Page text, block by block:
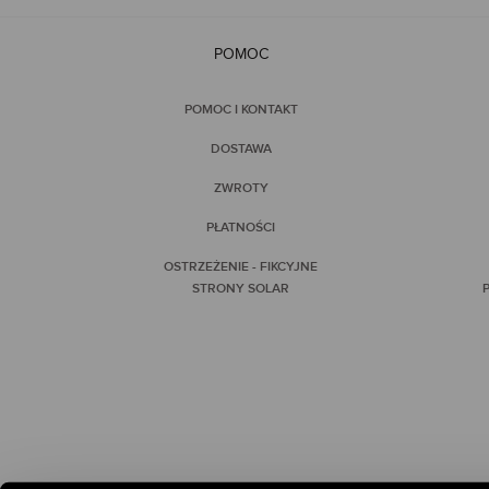
POMOC
POMOC I KONTAKT
DOSTAWA
ZWROTY
PŁATNOŚCI
OSTRZEŻENIE - FIKCYJNE
STRONY SOLAR